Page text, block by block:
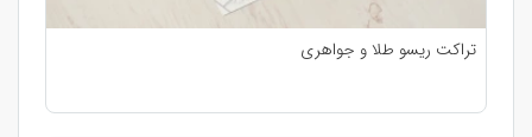
تراکت ریسو طلا و جواهری